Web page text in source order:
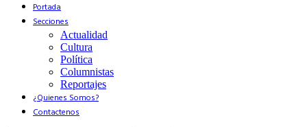
Portada
Secciones
Actualidad
Cultura
Política
Columnistas
Reportajes
¿Quienes Somos?
Contactenos